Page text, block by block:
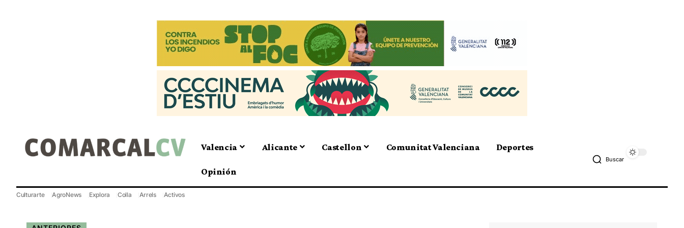
Valencia Alicante Castellon Comunitat Valenciana Deportes
Opinión
Buscar
Culturarte AgroNews Explora Colla Arrels Activos